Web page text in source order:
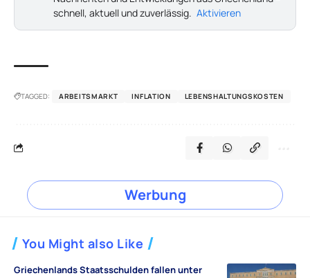
schnell, aktuell und zuverlässig. Aktivieren
TAGGED: ARBEITSMARKT INFLATION LEBENSHALTUNGSKOSTEN
Werbung
You Might also Like
Griechenlands Staatsschulden fallen unter